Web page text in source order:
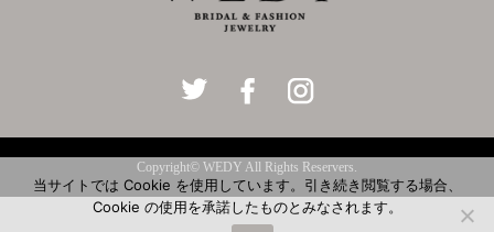
Copyright© WEDY All Rights Reservers.
当サイトでは Cookie を使用しています。引き続き閲覧する場合、
Cookie の使用を承諾したものとみなされます。